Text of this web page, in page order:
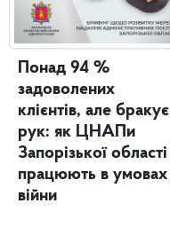
Понад 94 %
задоволених
клієнтів, але бракує
рук: як ЦНАПи
Запорізької області
працюють в умовах
війни